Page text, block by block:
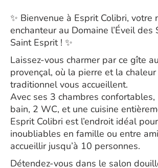
✨ Bienvenue à Esprit Colibri, votre
enchanteur au Domaine l’Éveil des
Saint Esprit ! ✨
Laissez-vous charmer par ce gîte
provençal, où la pierre et la chaleur
traditionnel vous accueillent.
Avec ses 3 chambres
bain, 2 WC, et une cuisine
Esprit Colibri est l’endroit idéal
inoubliables en famille ou entre
accueillir jusqu’à 10 personnes.
Détendez-vous dans le salon